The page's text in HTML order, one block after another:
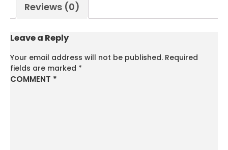
Reviews (0)
Leave a Reply
Your email address will not be published. Required
fields are marked *
COMMENT *